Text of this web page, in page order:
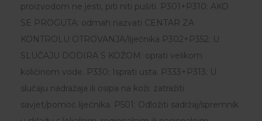
proizvodom ne jesti, piti niti pušiti. P301+P310: AKO
SE PROGUTA: odmah nazvati CENTAR ZA
KONTROLU OTROVANJA/liječnika P302+P352: U
SLUČAJU DODIRA S KOŽOM: oprati velikom
količinom vode. P330: Isprati usta. P333+P313: U
slučaju nadražaja ili osipa na koži: zatražiti
savjet/pomoć liječnika. P501: Odložiti sadržaj/spremnik